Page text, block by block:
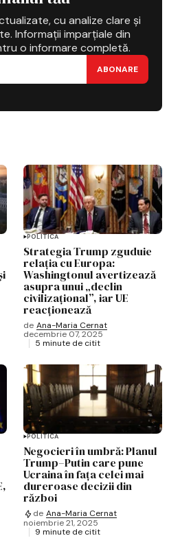
cu analize clare și
Informații imparțiale din
o informare completă.
ABONARE
POLITICĂ
Strategia Trump zguduie
relația cu Europa:
Washingtonul avertizează
asupra unui „declin
civilizațional”, iar UE
reacționează
de Ana-Maria Cernat
decembrie 07, 2025
5 minute de citit
POLITICĂ
Negocieri în umbră: Planul
Trump–Putin care pune
Ucraina în fața celei mai
dureroase decizii din
război
de Ana-Maria Cernat
noiembrie 21, 2025
9 minute de citit